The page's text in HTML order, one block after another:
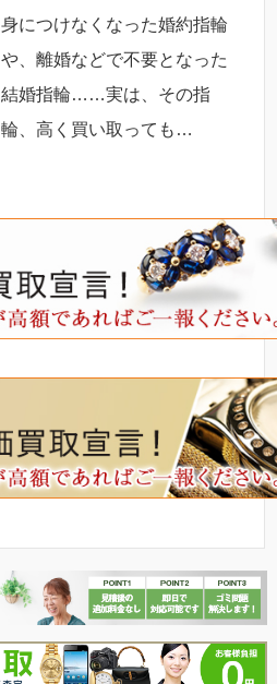
身につけなくなった婚約指輪
や、離婚などで不要となった
結婚指輪……実は、その指
輪、高く買い取っても…